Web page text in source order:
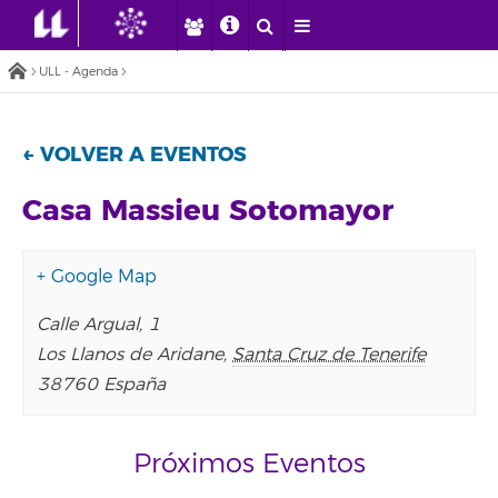
ULL - Agenda
← VOLVER A EVENTOS
Casa Massieu Sotomayor
+ Google Map
Calle Argual, 1
Los Llanos de Aridane, Santa Cruz de Tenerife
38760 España
Próximos Eventos